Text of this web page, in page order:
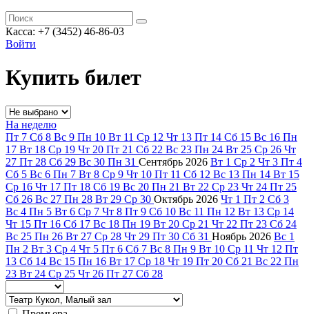
Касса: +7 (3452) 46-86-03
Войти
Купить билет
На неделю
Пт 7 Сб 8 Вс 9 Пн 10 Вт 11 Ср 12 Чт 13 Пт 14 Сб 15 Вс 16 Пн
17 Вт 18 Ср 19 Чт 20 Пт 21 Сб 22 Вс 23 Пн 24 Вт 25 Ср 26 Чт
27 Пт 28 Сб 29 Вс 30 Пн 31 Сентябрь 2026 Вт 1 Ср 2 Чт 3 Пт 4
Сб 5 Вс 6 Пн 7 Вт 8 Ср 9 Чт 10 Пт 11 Сб 12 Вс 13 Пн 14 Вт 15
Ср 16 Чт 17 Пт 18 Сб 19 Вс 20 Пн 21 Вт 22 Ср 23 Чт 24 Пт 25
Сб 26 Вс 27 Пн 28 Вт 29 Ср 30 Октябрь 2026 Чт 1 Пт 2 Сб 3
Вс 4 Пн 5 Вт 6 Ср 7 Чт 8 Пт 9 Сб 10 Вс 11 Пн 12 Вт 13 Ср 14
Чт 15 Пт 16 Сб 17 Вс 18 Пн 19 Вт 20 Ср 21 Чт 22 Пт 23 Сб 24
Вс 25 Пн 26 Вт 27 Ср 28 Чт 29 Пт 30 Сб 31 Ноябрь 2026 Вс 1
Пн 2 Вт 3 Ср 4 Чт 5 Пт 6 Сб 7 Вс 8 Пн 9 Вт 10 Ср 11 Чт 12 Пт
13 Сб 14 Вс 15 Пн 16 Вт 17 Ср 18 Чт 19 Пт 20 Сб 21 Вс 22 Пн
23 Вт 24 Ср 25 Чт 26 Пт 27 Сб 28